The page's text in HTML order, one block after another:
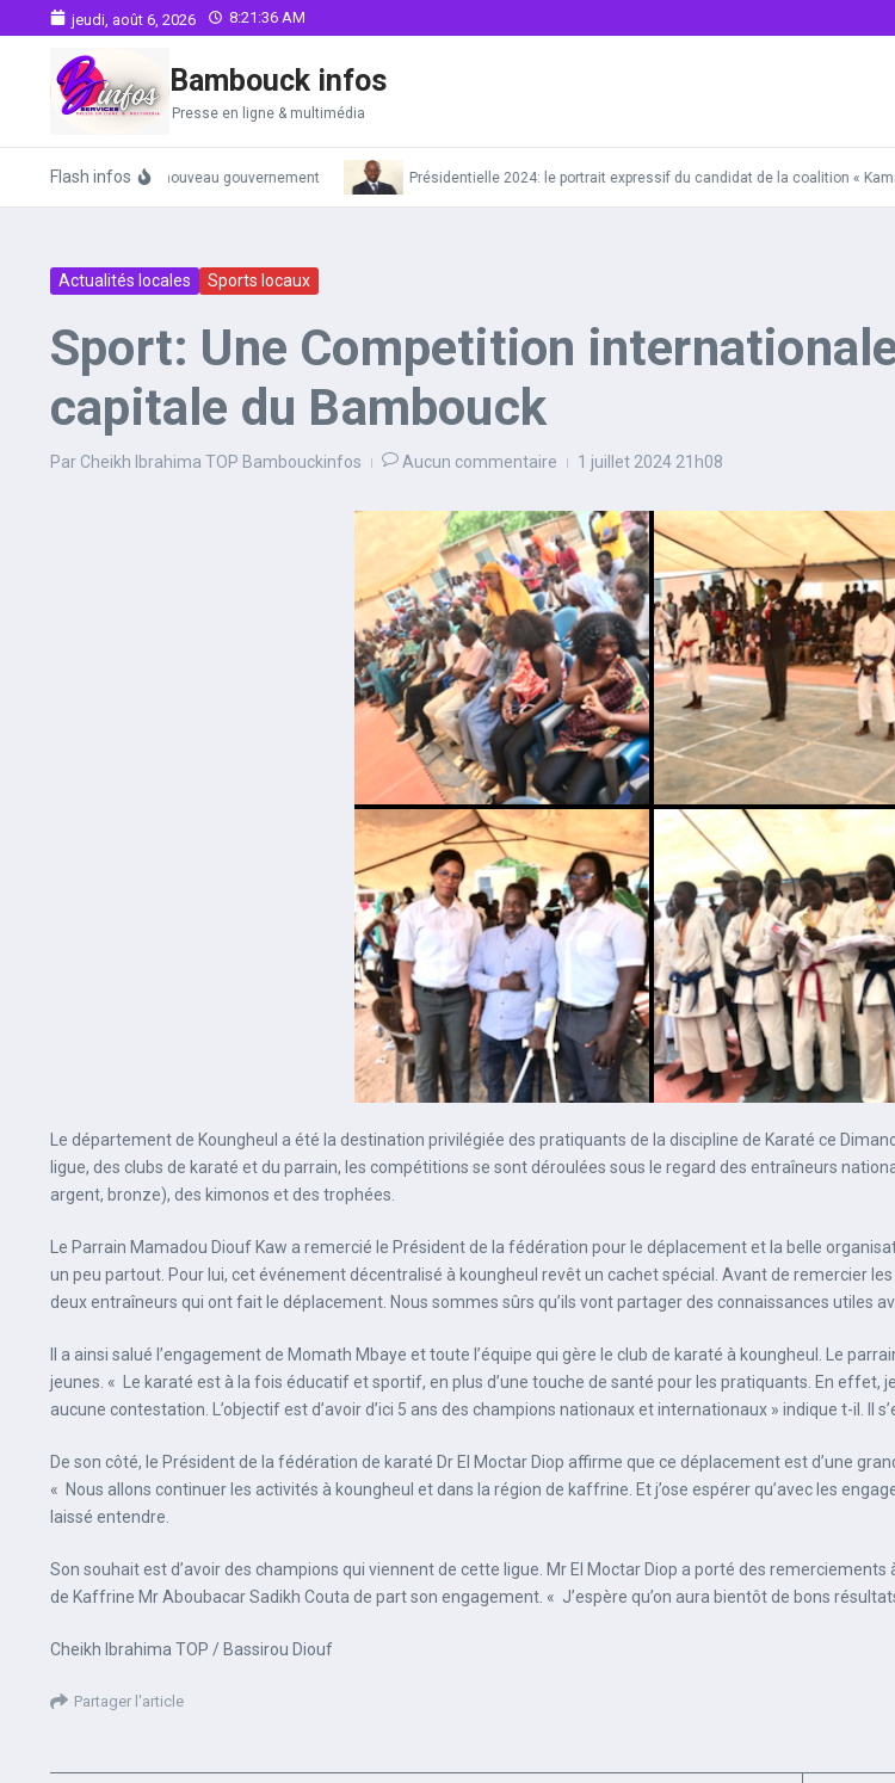
Aller au contenujeudi, août 6, 2026 8:21:37 AM
Bambouck infos
Presse en ligne & multimédia
Flash infos
des membres du nouveau gouvernement Présidentielle 2024: le portrait expressif du candidat de la coalition «
Actualités locales Sports locaux
Sport: Une Competition
capitale du Bambouck
Par Cheikh Ibrahima TOP Bambouckinfos Aucun commentaire 1 juillet 2024 21h08
Le département de Koungheul a été la destination privilégiée des pratiquants de la discipline de Karaté ce
ligue, des clubs de karaté et du parrain, les compétitions se sont déroulées sous le regard des entraîneurs
argent, bronze), des kimonos et des trophées.
Le Parrain Mamadou Diouf Kaw a remercié le Président de la fédération pour le déplacement et la belle
un peu partout. Pour lui, cet événement décentralisé à koungheul revêt un cachet spécial. Avant de remercier
deux entraîneurs qui ont fait le déplacement. Nous sommes sûrs qu’ils vont partager des connaissances utiles
Il a ainsi salué l’engagement de Momath Mbaye et toute l’équipe qui gère le club de karaté à koungheul. Le
jeunes. « Le karaté est à la fois éducatif et sportif, en plus d’une touche de santé pour les pratiquants. En
aucune contestation. L’objectif est d’avoir d’ici 5 ans des champions nationaux et internationaux » indique t-il.
De son côté, le Président de la fédération de karaté Dr El Moctar Diop affirme que ce déplacement est d’une
« Nous allons continuer les activités à koungheul et dans la région de kaffrine. Et j’ose espérer qu’avec les
laissé entendre.
Son souhait est d’avoir des champions qui viennent de cette ligue. Mr El Moctar Diop a porté des
de Kaffrine Mr Aboubacar Sadikh Couta de part son engagement. « J’espère qu’on aura bientôt de bons
Cheikh Ibrahima TOP / Bassirou Diouf
Partager l'article